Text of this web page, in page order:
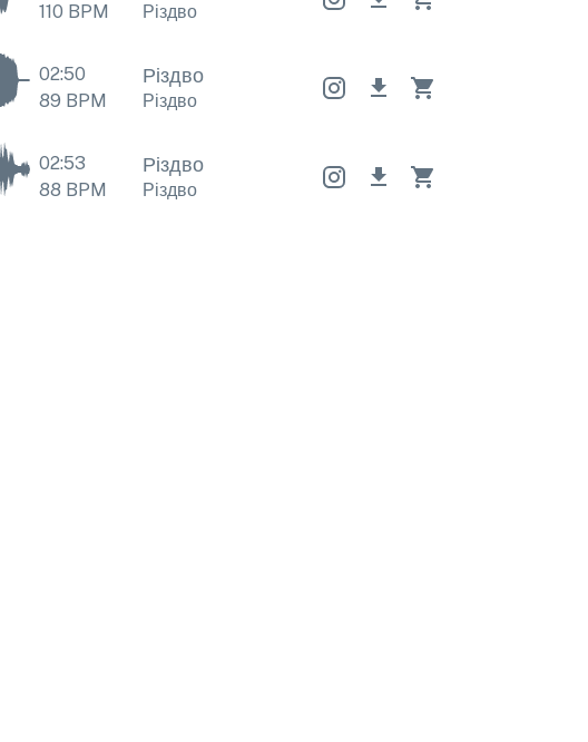
110 BPM Різдво
02:50
89 BPM
Різдво
Різдво
02:53
88 BPM
Різдво
Різдво